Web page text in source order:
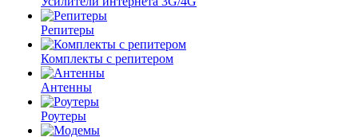
Репитеры
Комплекты с репитером
Антенны
Роутеры